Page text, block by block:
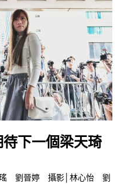
下一個梁天琦
劉晉婷 攝影│林心怡 劉